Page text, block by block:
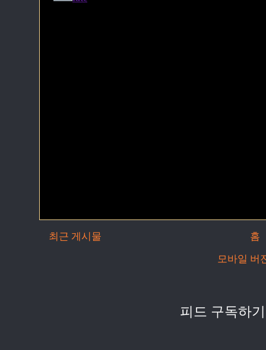
최근 게시물
홈
모바일 버
피드 구독하